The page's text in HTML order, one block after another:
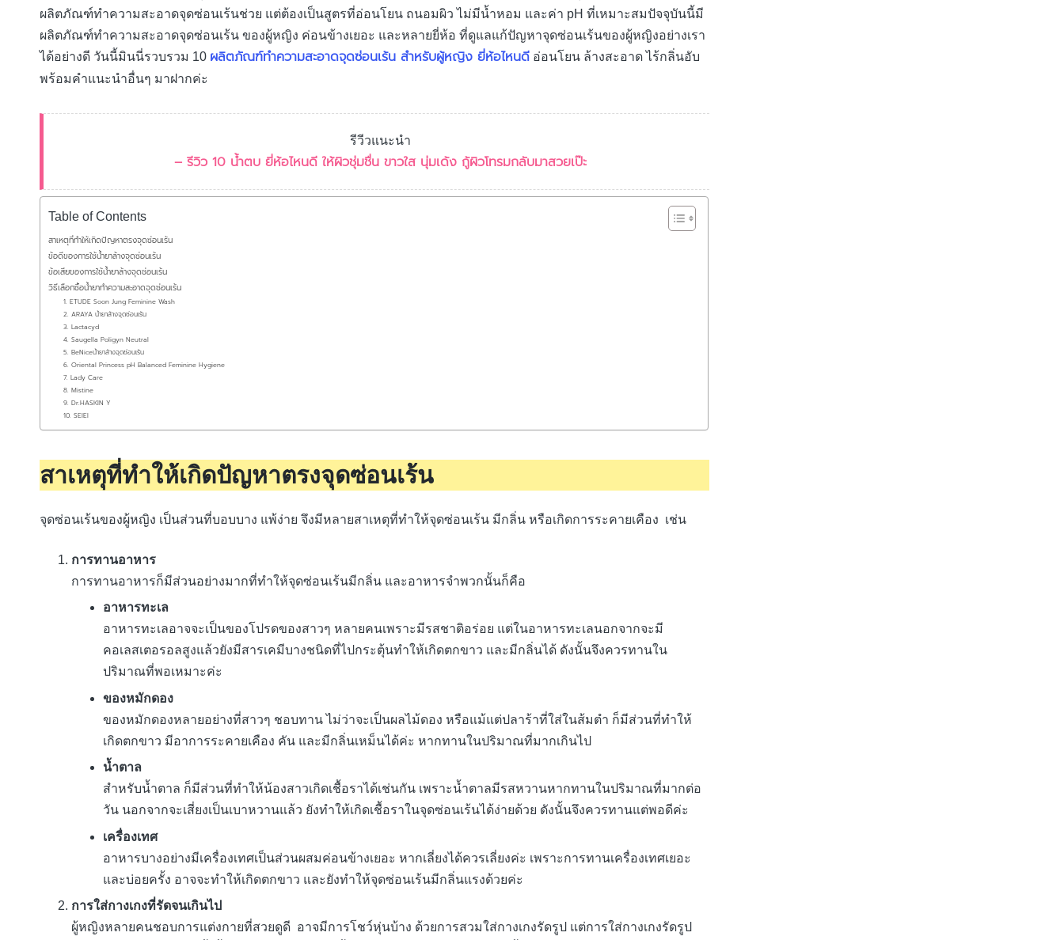
ผลิตภัณฑ์ทำความสะอาดจุดซ่อนเร้นช่วย แต่ต้องเป็นสูตรที่อ่อนโยน ถนอมผิว ไม่มีน้ำหอม และค่า pH ที่เหมาะสมปัจจุบันนี้มี
ผลิตภัณฑ์ทำความสะอาดจุดซ่อนเร้น ของผู้หญิง ค่อนข้างเยอะ และหลายยี่ห้อ ที่ดูแลแก้ปัญหาจุดซ่อนเร้นของผู้หญิงอย่างเรา
ได้อย่างดี วันนี้มินนี่รวบรวม 10 ผลิตภัณฑ์ทำความสะอาดจุดซ่อนเร้น สำหรับผู้หญิง ยี่ห้อไหนดี อ่อนโยน ล้างสะอาด ไร้กลิ่นอับ
พร้อมคำแนะนำอื่นๆ มาฝากค่ะ
รีวีวแนะนำ
– รีวิว 10 น้ำตบ ยี่ห้อไหนดี ให้ผิวชุ่มชื่น ขาวใส นุ่มเด้ง กู้ผิวโทรมกลับมาสวยเป๊ะ
Table of Contents
สาเหตุที่ทำให้เกิดปัญหาตรงจุดซ่อนเร้น
ข้อดีของการใช้น้ำยาล้างจุดซ่อนเร้น
ข้อเสียของการใช้น้ำยาล้างจุดซ่อนเร้น
วิธีเลือกซื้อน้ำยาทำความสะอาดจุดซ่อนเร้น
1. ETUDE Soon Jung Feminine Wash
2. ARAYA น้ำยาล้างจุดซ่อนเร้น
3. Lactacyd
4. Saugella Poligyn Neutral
5. BeNiceน้ำยาล้างจุดซ่อนเร้น
6. Oriental Princess pH Balanced Feminine Hygiene
7. Lady Care
8. Mistine
9. Dr.HASKIN Y
10. SEIEI
สาเหตุที่ทำให้เกิดปัญหาตรงจุดซ่อนเร้น
จุดซ่อนเร้นของผู้หญิง เป็นส่วนที่บอบบาง แพ้ง่าย จึงมีหลายสาเหตุที่ทำให้จุดซ่อนเร้น มีกลิ่น หรือเกิดการระคายเคือง เช่น
การทานอาหาร
การทานอาหารก็มีส่วนอย่างมากที่ทำให้จุดซ่อนเร้นมีกลิ่น และอาหารจำพวกนั้นก็คือ
อาหารทะเล
อาหารทะเลอาจจะเป็นของโปรดของสาวๆ หลายคนเพราะมีรสชาติอร่อย แต่ในอาหารทะเลนอกจากจะมี
คอเลสเตอรอลสูงแล้วยังมีสารเคมีบางชนิดที่ไปกระตุ้นทำให้เกิดตกขาว และมีกลิ่นได้ ดังนั้นจึงควรทานใน
ปริมาณที่พอเหมาะค่ะ
ของหมักดอง
ของหมักดองหลายอย่างที่สาวๆ ชอบทาน ไม่ว่าจะเป็นผลไม้ดอง หรือแม้แต่ปลาร้าที่ใส่ในส้มตำ ก็มีส่วนที่ทำให้
เกิดตกขาว มีอาการระคายเคือง คัน และมีกลิ่นเหม็นได้ค่ะ หากทานในปริมาณที่มากเกินไป
น้ำตาล
สำหรับน้ำตาล ก็มีส่วนที่ทำให้น้องสาวเกิดเชื้อราได้เช่นกัน เพราะน้ำตาลมีรสหวานหากทานในปริมาณที่มากต่อ
วัน นอกจากจะเสี่ยงเป็นเบาหวานแล้ว ยังทำให้เกิดเชื้อราในจุดซ่อนเร้นได้ง่ายด้วย ดังนั้นจึงควรทานแต่พอดีค่ะ
เครื่องเทศ
อาหารบางอย่างมีเครื่องเทศเป็นส่วนผสมค่อนข้างเยอะ หากเลี่ยงได้ควรเลี่ยงค่ะ เพราะการทานเครื่องเทศเยอะ
และบ่อยครั้ง อาจจะทำให้เกิดตกขาว และยังทำให้จุดซ่อนเร้นมีกลิ่นแรงด้วยค่ะ
การใส่กางเกงที่รัดจนเกินไป
ผู้หญิงหลายคนชอบการแต่งกายที่สวยดูดี อาจมีการโชว์หุ่นบ้าง ด้วยการสวมใส่กางเกงรัดรูป แต่การใส่กางเกงรัดรูป